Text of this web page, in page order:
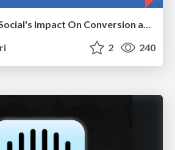
Measuring Dark Social's Impact On Conversion and Attribution
2 240